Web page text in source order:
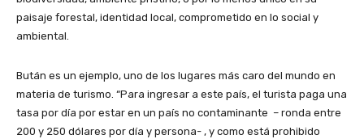
paisaje forestal, identidad local, comprometido en lo social y
ambiental.
Bután es un ejemplo, uno de los lugares más caro del mundo en
materia de turismo. “Para ingresar a este país, el turista paga una
tasa por día por estar en un país no contaminante – ronda entre
200 y 250 dólares por día y persona- , y como está prohibido